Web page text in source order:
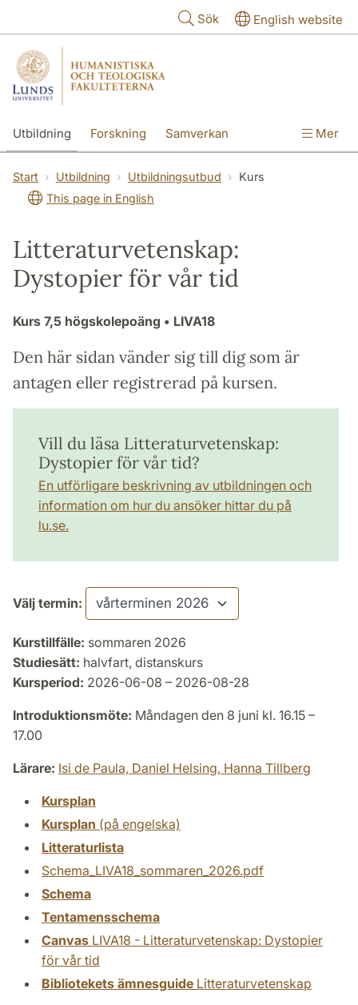
Sök English website
Utbildning Forskning Samverkan Mer
Start Utbildning Utbildningsutbud
Kurs
This page in English
Litteraturvetenskap:
Dystopier för vår tid
Kurs 7,5 högskolepoäng • LIVA18
Den här sidan vänder sig till dig som är
antagen eller registrerad på kursen.
Vill du läsa Litteraturvetenskap:
Dystopier för vår tid?
En utförligare beskrivning av utbildningen och
information om hur du ansöker hittar du på
lu.se.
Välj termin:
Kurstillfälle: sommaren 2026
Studiesätt: halvfart, distanskurs
Kursperiod: 2026-06-08 – 2026-08-28
Introduktionsmöte: Måndagen den 8 juni kl. 16.15 –
17.00
Lärare: Isi de Paula, Daniel Helsing, Hanna Tillberg
Kursplan
Kursplan (på engelska)
Litteraturlista
Schema_LIVA18_sommaren_2026.pdf
Schema
Tentamensschema
Canvas LIVA18 - Litteraturvetenskap: Dystopier
för vår tid
Bibliotekets ämnesguide Litteraturvetenskap